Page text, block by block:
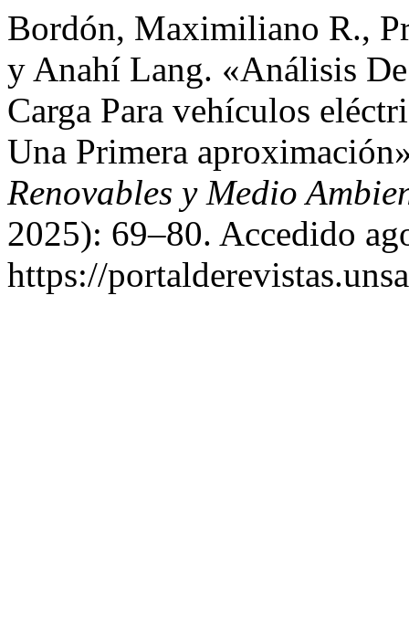
Bordón, Maximiliano R.,
y Anahí Lang. «Análisis
Carga Para vehículos
Una Primera
Renovables y Medio
2025): 69–80. Accedido
https://